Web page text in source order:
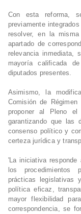
Con esta reforma,
previamente
resolver, en la
apartado de
relevancia inmediata,
mayoría calificada
diputados presentes.
Asimismo, la
Comisión de
proponer al Pleno el
garantizando que las
consenso político y
certeza jurídica y
'La iniciativa
los procedimientos
prácticas legislativas
política eficaz,
mayor flexibilidad
correspondencia, se